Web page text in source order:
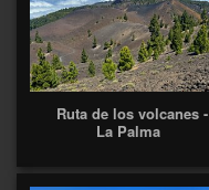
Ruta de los volcanes -
La Palma